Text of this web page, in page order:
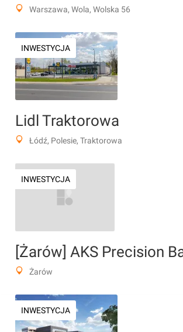
Warszawa, Wola, Wolska 56
INWESTYCJA
Lidl Traktorowa
Łódź, Polesie, Traktorowa
INWESTYCJA
Żarów
INWESTYCJA